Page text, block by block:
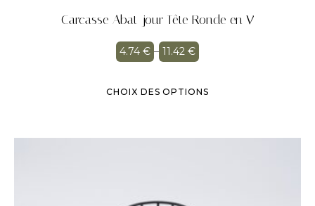
Carcasse Abat-jour Tête Ronde en V
4.74 € – 11.42 €
CHOIX DES OPTIONS